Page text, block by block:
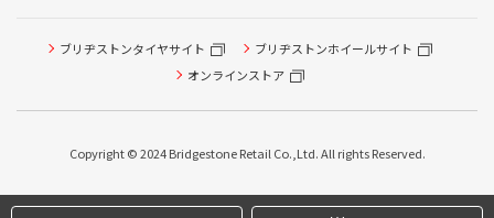
タイヤ点検・安全点検/タイヤ履き替え/オイル交換/その他
ピット作業の予約
本日のタイヤ履き替え順番待ち予約 ※クローク契約会員の
ブリヂストンタイヤサイト
ブリヂストンホイールサイト
オンラインストア
Copyright © 2024 Bridgestone Retail Co.,Ltd. All rights Reserved.
タイヤ点検・安全点検/タイヤ履き替え/オイル交換/その他
ピット作業の予約
本日のタイヤ履き替え順番待ち予約 ※クローク契約会員の